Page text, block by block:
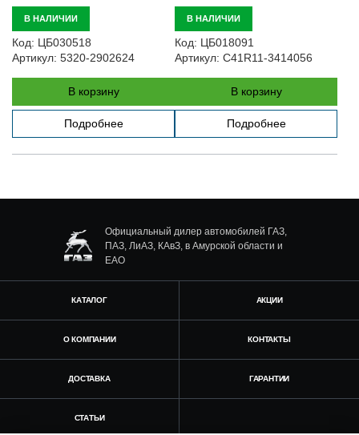
В НАЛИЧИИ
Код: ЦБ030518
Артикул: 5320-2902624
В корзину
Подробнее
В НАЛИЧИИ
Код: ЦБ018091
Артикул: C41R11-3414056
В корзину
Подробнее
Официальный дилер автомобилей ГАЗ,
ПАЗ, ЛиАЗ, КАвЗ, в Амурской области и
ЕАО
КАТАЛОГ АКЦИИ
О КОМПАНИИ КОНТАКТЫ
ДОСТАВКА ГАРАНТИИ
СТАТЬИ